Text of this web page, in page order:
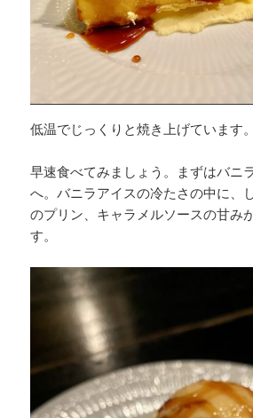
低温でじっくりと焼き上げています。
早速食べてみましょう。まずはバニ
へ。バニラアイスの冷たさの中に、
のプリン、キャラメルソースの甘み
す。